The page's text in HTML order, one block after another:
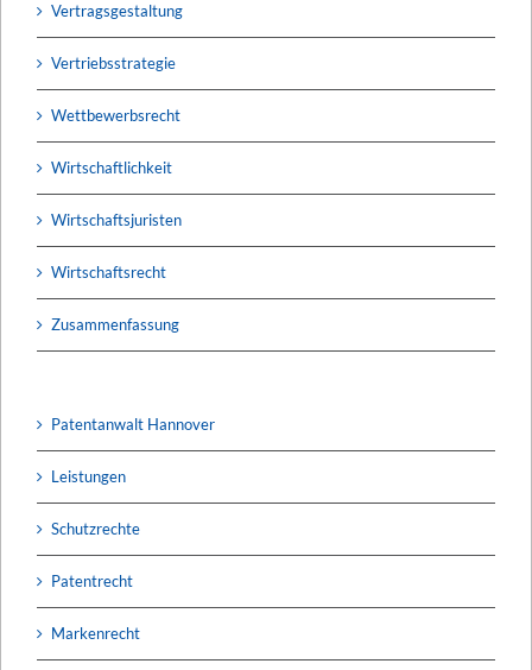
Vertragsgestaltung
Vertriebsstrategie
Wettbewerbsrecht
Wirtschaftlichkeit
Wirtschaftsjuristen
Wirtschaftsrecht
Zusammenfassung
Patentanwalt Hannover
Leistungen
Schutzrechte
Patentrecht
Markenrecht